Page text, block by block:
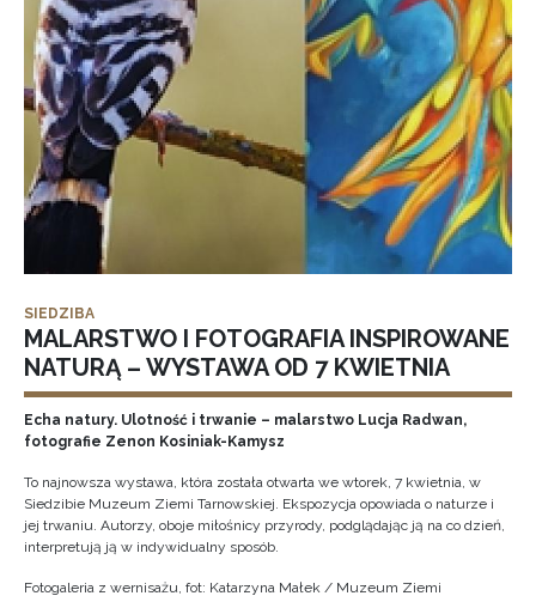
SIEDZIBA
MALARSTWO I FOTOGRAFIA INSPIROWANE
NATURĄ – WYSTAWA OD 7 KWIETNIA
Echa natury. Ulotność i trwanie – malarstwo Lucja Radwan,
fotografie Zenon Kosiniak-Kamysz
To najnowsza wystawa, która została otwarta we wtorek, 7 kwietnia, w
Siedzibie Muzeum Ziemi Tarnowskiej. Ekspozycja opowiada o naturze i
jej trwaniu. Autorzy, oboje miłośnicy przyrody, podglądając ją na co dzień,
interpretują ją w indywidualny sposób.
Fotogaleria z wernisażu, fot: Katarzyna Małek / Muzeum Ziemi